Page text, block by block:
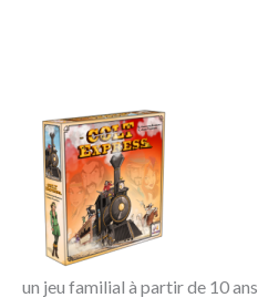
un jeu familial à partir de 10 ans